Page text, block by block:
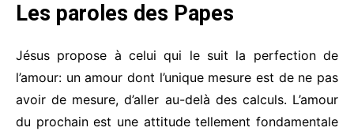
Les paroles des Papes
Jésus propose à celui qui le suit la perfection de
l’amour: un amour dont l’unique mesure est de ne pas
avoir de mesure, d’aller au-delà des calculs. L’amour
du prochain est une attitude tellement fondamentale